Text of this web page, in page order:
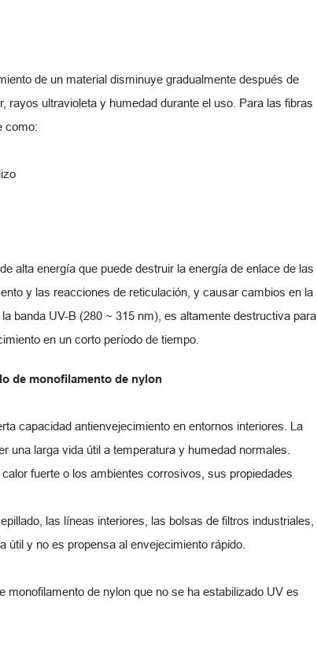
de un material disminuye gradualmente después de
ultravioleta y humedad durante el uso. Para las fibras
como:
alta energía que puede destruir la energía de enlace de las
y las reacciones de reticulación, y causar cambios en la
banda UV-B (280 ~ 315 nm), es altamente destructiva para
en un corto período de tiempo.
de monofilamento de nylon
capacidad antienvejecimiento en entornos interiores. La
una larga vida útil a temperatura y humedad normales.
fuerte o los ambientes corrosivos, sus propiedades
las líneas interiores, las bolsas de filtros industriales,
útil y no es propensa al envejecimiento rápido.
de nylon que no se ha estabilizado UV es